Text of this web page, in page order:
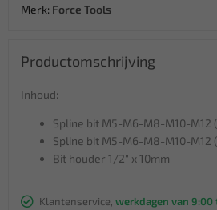
Merk: Force Tools
Productomschrijving
Inhoud:
Spline bit M5-M6-M8-M10-M12
Spline bit M5-M6-M8-M10-M12
Bit houder 1/2" x 10mm
Klantenservice, werkdagen van 9:00